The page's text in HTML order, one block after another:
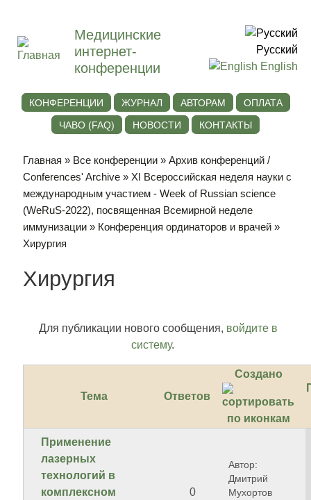
Медицинские
интернет-
конференции
Русский
English
КОНФЕРЕНЦИИ ЖУРНАЛ АВТОРАМ
ОПЛАТА
ЧАВО (FAQ)
НОВОСТИ КОНТАКТЫ
Главная » Все конференции »Архив конференций /
Conferences' Archive » ХI Всероссийская неделя науки с
международным участием - Week of Russian science
(WeRuS-2022), посвященная Всемирной неделе
иммунизации » Конференция ординаторов и врачей »
Хирургия
Хирургия
Для публикации нового сообщения, войдите в
систему.
Тема Ответов
Создано
Применение
лазерных
технологий в
комплексном
0
Автор:
Дмитрий
Мухортов